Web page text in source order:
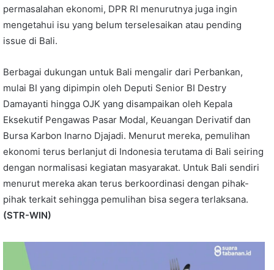
permasalahan ekonomi, DPR RI menurutnya juga ingin
mengetahui isu yang belum terselesaikan atau pending
issue di Bali.
Berbagai dukungan untuk Bali mengalir dari Perbankan,
mulai BI yang dipimpin oleh Deputi Senior BI Destry
Damayanti hingga OJK yang disampaikan oleh Kepala
Eksekutif Pengawas Pasar Modal, Keuangan Derivatif dan
Bursa Karbon Inarno Djajadi. Menurut mereka, pemulihan
ekonomi terus berlanjut di Indonesia terutama di Bali seiring
dengan normalisasi kegiatan masyarakat. Untuk Bali sendiri
menurut mereka akan terus berkoordinasi dengan pihak-
pihak terkait sehingga pemulihan bisa segera terlaksana.
(STR-WIN)